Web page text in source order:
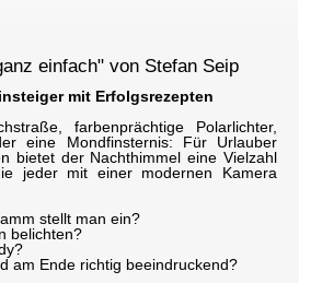
einfach" von Stefan Seip
mit Erfolgsrezepten
farbenprächtige Polarlichter,
eine Mondfinsternis: Für Urlauber
bietet der Nachthimmel eine Vielzahl
jeder mit einer modernen Kamera
stellt man ein?
belichten?
am Ende richtig beeindruckend?